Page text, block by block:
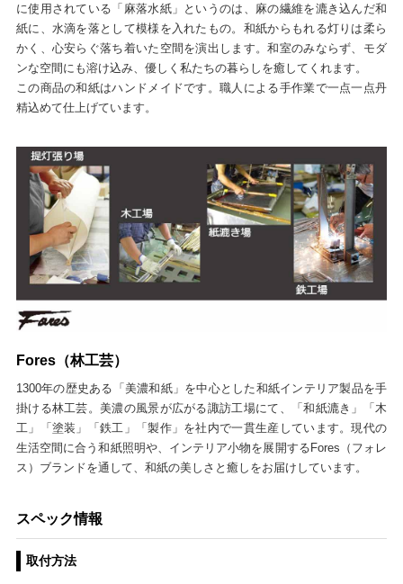
に使用されている「麻落水紙」というのは、麻の繊維を漉き込んだ和
紙に、水滴を落として模様を入れたもの。和紙からもれる灯りは柔ら
かく、心安らぐ落ち着いた空間を演出します。和室のみならず、モダ
ンな空間にも溶け込み、優しく私たちの暮らしを癒してくれます。
この商品の和紙はハンドメイドです。職人による手作業で一点一点丹
精込めて仕上げています。
Fores（林工芸）
1300年の歴史ある「美濃和紙」を中心とした和紙インテリア製品を手
掛ける林工芸。美濃の風景が広がる諏訪工場にて、「和紙漉き」「木
工」「塗装」「鉄工」「製作」を社内で一貫生産しています。現代の
生活空間に合う和紙照明や、インテリア小物を展開するFores（フォレ
ス）ブランドを通して、和紙の美しさと癒しをお届けしています。
スペック情報
取付方法